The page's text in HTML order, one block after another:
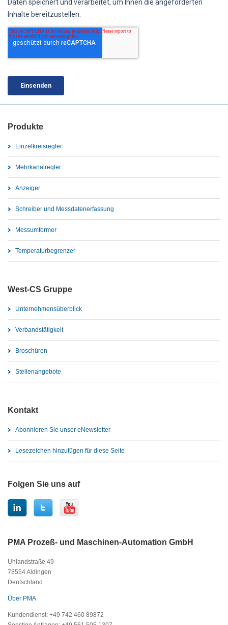
Produkte
Einzelkreisregler
Mehrkanalregler
Anzeiger
Schreiber und Messdatenerfassung
Messumformer
Temperaturbegrenzer
West-CS Gruppe
Unternehmensüberblick
Verbandstätigkeit
Broschüren
Stellenangebote
Kontakt
Abonnieren Sie unser eNewsletter
Lesezeichen hinzufügen für diese Seite
Folgen Sie uns auf
PMA Prozeß- und Maschinen-Automation GmbH
Uhlandstraße 49
78554 Aldingen
Deutschland
Über PMA
Kundendienst: +49 742 460 89872